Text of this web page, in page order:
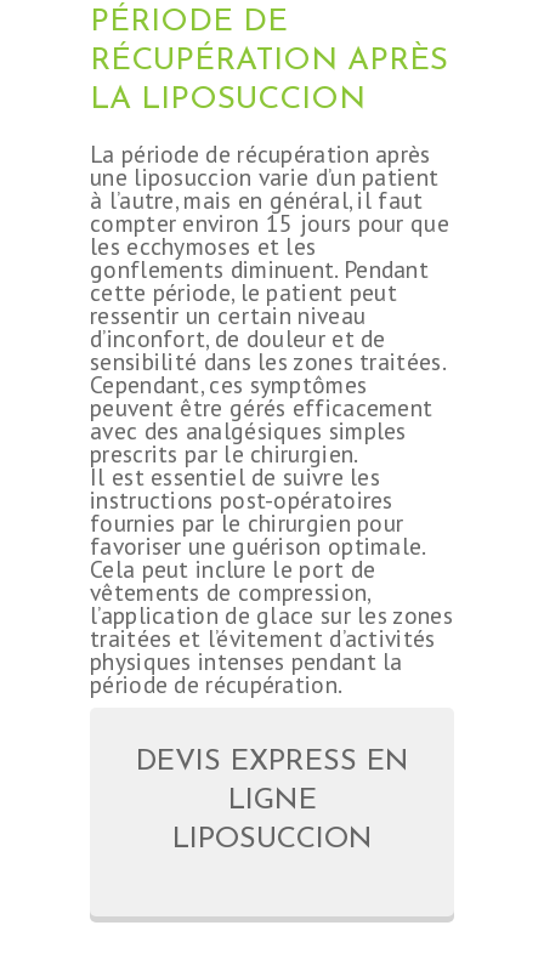
PÉRIODE DE
RÉCUPÉRATION APRÈS
LA LIPOSUCCION
La période de récupération après
une liposuccion varie d’un patient
à l’autre, mais en général, il faut
compter environ 15 jours pour que
les ecchymoses et les
gonflements diminuent. Pendant
cette période, le patient peut
ressentir un certain niveau
d’inconfort, de douleur et de
sensibilité dans les zones traitées.
Cependant, ces symptômes
peuvent être gérés efficacement
avec des analgésiques simples
prescrits par le chirurgien.
Il est essentiel de suivre les
instructions post-opératoires
fournies par le chirurgien pour
favoriser une guérison optimale.
Cela peut inclure le port de
vêtements de compression,
l’application de glace sur les zones
traitées et l’évitement d’activités
physiques intenses pendant la
période de récupération.
DEVIS EXPRESS EN
LIGNE
LIPOSUCCION